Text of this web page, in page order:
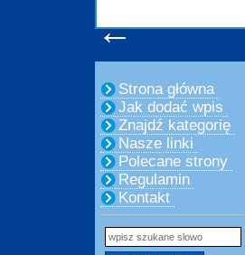
←
Strona główna
Jak dodać wpis
Znajdź kategorię
Nasze linki
Polecane strony
Regulamin
Kontakt